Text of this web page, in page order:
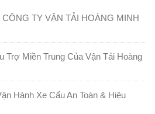
TY VẬN TẢI HOÀNG MINH
Trợ Miền Trung Của Vận Tải Hoàng
Hành Xe Cẩu An Toàn & Hiệu